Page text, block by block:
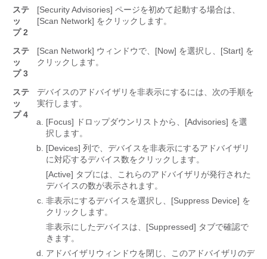
ステ
ッ
プ 2
[Security Advisories] ページを初めて起動する場合は、
[Scan Network] をクリックします。
ステ
ッ
プ 3
[Scan Network] ウィンドウで、[Now] を選択し、[Start] を
クリックします。
ステ
ッ
プ 4
デバイスのアドバイザリを非表示にするには、次の手順を
実行します。
[Focus] ドロップダウンリストから、[Advisories] を選
択します。
[Devices] 列で、デバイスを非表示にするアドバイザリ
に対応するデバイス数をクリックします。
[Active] タブには、これらのアドバイザリが発行された
デバイスの数が表示されます。
非表示にするデバイスを選択し、[Suppress Device] を
クリックします。
非表示にしたデバイスは、[Suppressed] タブで確認で
きます。
アドバイザリウィンドウを閉じ、このアドバイザリのデ